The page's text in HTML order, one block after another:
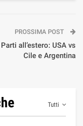
PROSSIMA POST
all’estero: USA vs
Cile e Argentina
Tutti